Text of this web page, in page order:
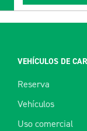
VEHÍCULOS DE
Reserva
Vehículos
Uso comercial